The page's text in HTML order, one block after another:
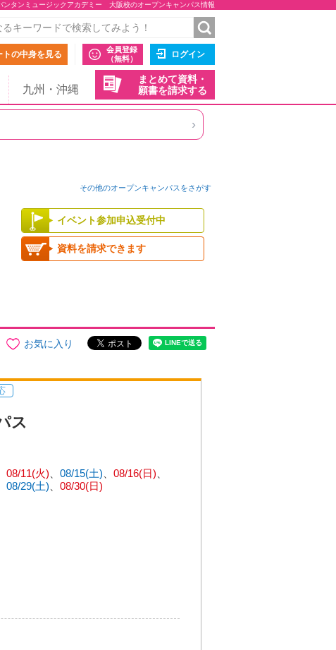
ンタンミュージックアカデミー 大阪校のオープンキャンパス情報
トの中身を見る
会員登録
（無料）
ログイン
まとめて資料・
願書を請求する
九州・沖縄
›
その他のオープンキャンパスをさがす
イベント参加申込受付中
資料を請求できます
お気に入り
ス
08/11(火) 08/15(土)
08/16(日)
08/29(土) 08/30(日)